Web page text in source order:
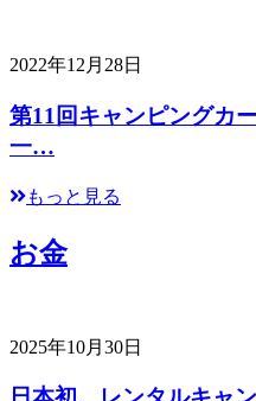
2022年12月28日
第11回キャンピングカ
一…
もっと見る
お金
2025年10月30日